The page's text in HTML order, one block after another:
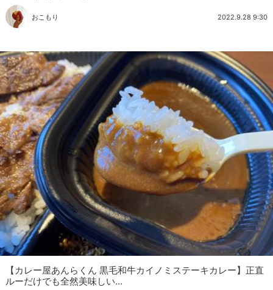
おこもり 2022.9.28 9:30
【カレー屋あんらくん 黒毛和牛カイノミステーキカレー】正直
ルーだけでも全然美味しい…